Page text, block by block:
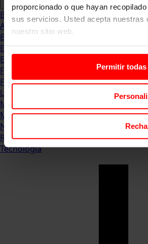
proporcionado o que hayan
sus servicios. Usted acepta nuestras
nuestro sitio web.
Permitir
Blog
Abogacia
Business
Empleo & Emprendimiento
Empresas
Finanzas
Formación & Estudios
Luxury
Management
Marketing & Comunicación
Negocios
Recursos Humanos
Tecnología